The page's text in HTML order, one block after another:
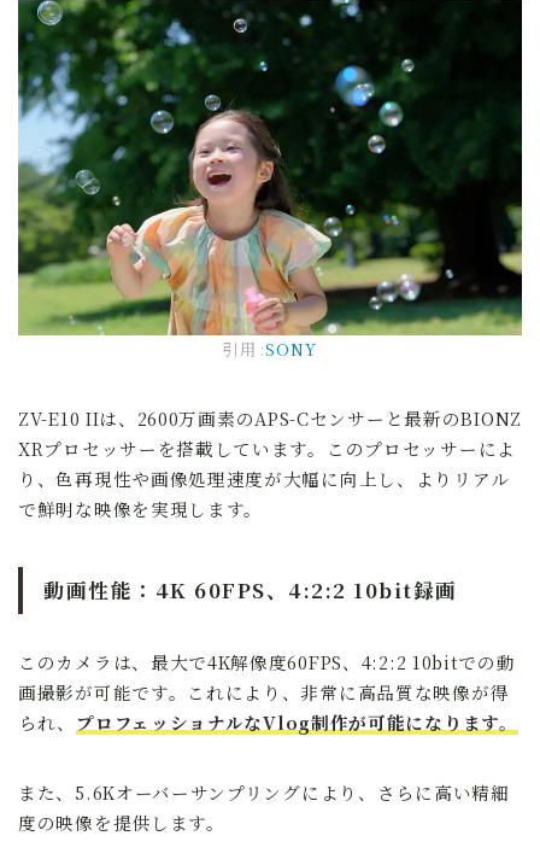
引用:SONY
ZV-E10 IIは、2600万画素のAPS-Cセンサーと最新のBIONZ
XRプロセッサーを搭載しています。このプロセッサーによ
り、色再現性や画像処理速度が大幅に向上し、よりリアル
で鮮明な映像を実現します。
動画性能：4K 60FPS、4:2:2 10bit録画
このカメラは、最大で4K解像度60FPS、4:2:2 10bitでの動
画撮影が可能です。これにより、非常に高品質な映像が得
られ、 プロフェッショナルなVlog制作が可能になります。
また、5.6Kオーバーサンプリングにより、さらに高い精細
度の映像を提供します。